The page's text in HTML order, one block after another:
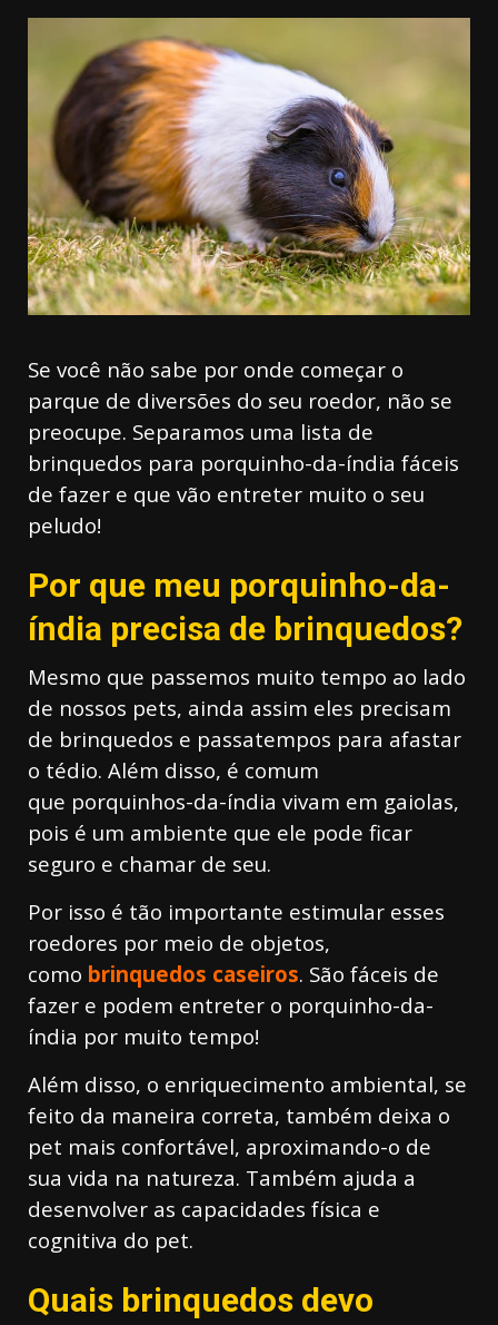
Se você não sabe por onde começar o
parque de diversões do seu roedor, não se
preocupe. Separamos uma lista de
brinquedos para porquinho-da-índia fáceis
de fazer e que vão entreter muito o seu
peludo!
Por que meu porquinho-da-
índia precisa de brinquedos?
Mesmo que passemos muito tempo ao lado
de nossos pets, ainda assim eles precisam
de brinquedos e passatempos para afastar
o tédio. Além disso, é comum
que porquinhos-da-índia vivam em gaiolas,
pois é um ambiente que ele pode ficar
seguro e chamar de seu.
Por isso é tão importante estimular esses
roedores por meio de objetos,
como brinquedos caseiros. São fáceis de
fazer e podem entreter o porquinho-da-
índia por muito tempo!
Além disso, o enriquecimento ambiental, se
feito da maneira correta, também deixa o
pet mais confortável, aproximando-o de
sua vida na natureza. Também ajuda a
desenvolver as capacidades física e
cognitiva do pet.
Quais brinquedos devo